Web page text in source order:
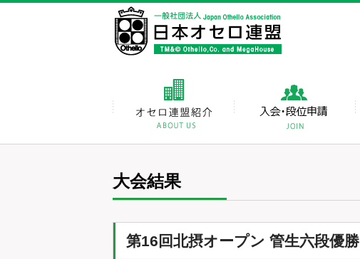
大会結果
第16回北摂オープン 管生六段優勝